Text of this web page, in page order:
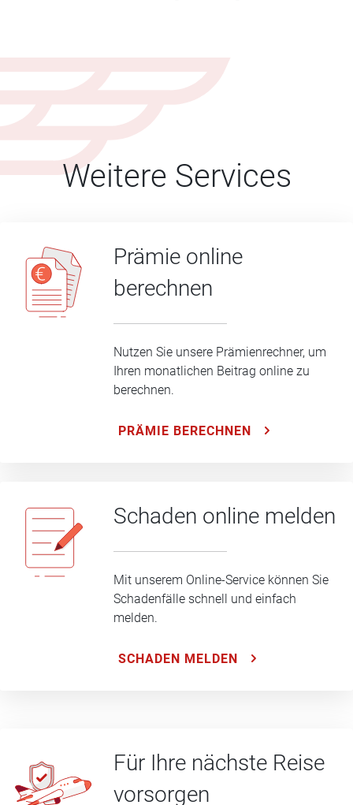
Weitere Services
Prämie online
berechnen
Nutzen Sie unsere Prämienrechner, um
Ihren monatlichen Beitrag online zu
berechnen.
PRÄMIE BERECHNEN
Schaden online melden
Mit unserem Online-Service können Sie
Schadenfälle schnell und einfach
melden.
SCHADEN MELDEN
Für Ihre nächste Reise
vorsorgen